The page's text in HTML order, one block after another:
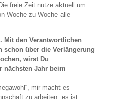
freie Zeit nutze aktuell um
Woche zu Woche alle
Mit den Verantwortlichen
über die Verlängerung
wirst Du
nächsten Jahr beim
mir macht es
zu arbeiten. es ist